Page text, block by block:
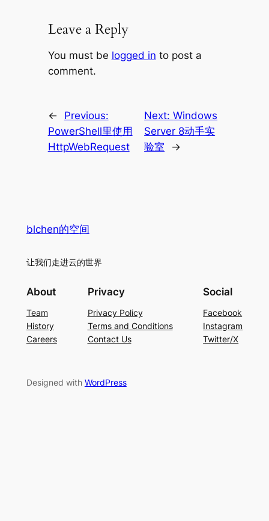
Leave a Reply
You must be logged in to post a
comment.
←
Previous:
PowerShell里使用
HttpWebRequest
Next:Windows
Server 8动手实
验室
→
blchen的空间
让我们走进云的世界
About
Team
History
Careers
Privacy
Privacy Policy
Terms and Conditions
Contact Us
Social
Facebook
Instagram
Twitter/X
Designed with WordPress